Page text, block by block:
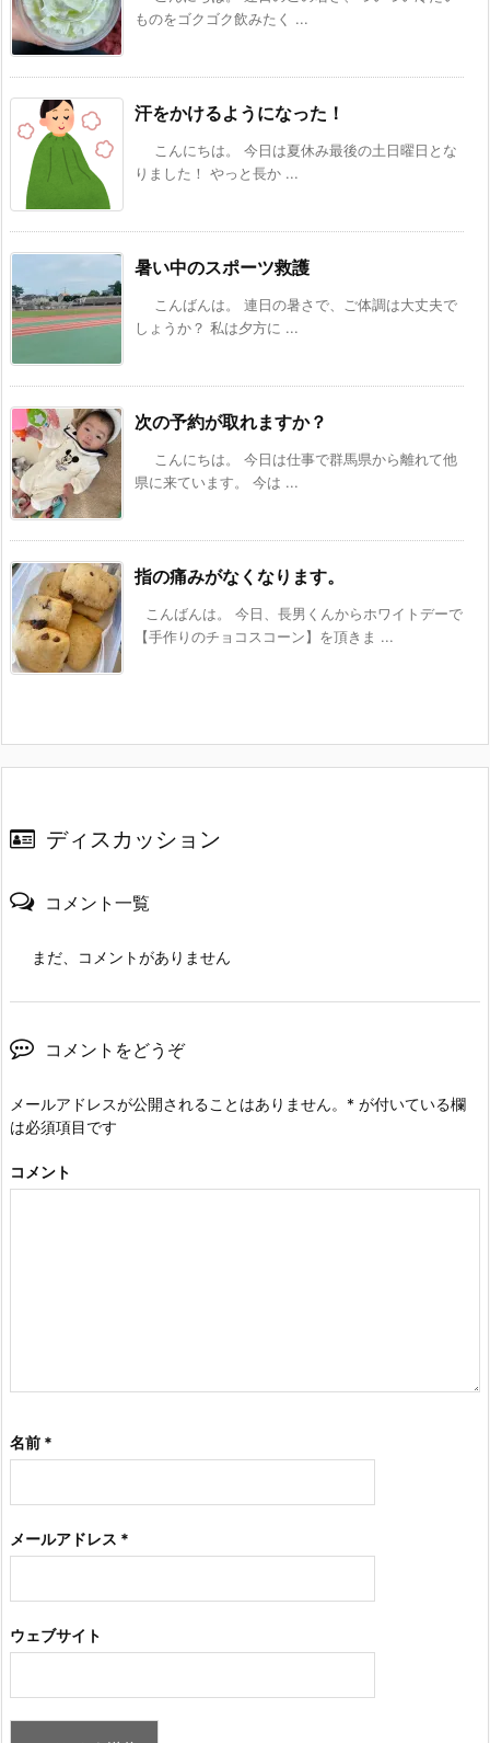
ものをゴクゴク飲みたく ...
汗をかけるようになった！
こんにちは。 今日は夏休み最後の土日曜日とな
りました！ やっと長か ...
暑い中のスポーツ救護
こんばんは。 連日の暑さで、ご体調は大丈夫で
しょうか？ 私は夕方に ...
次の予約が取れますか？
こんにちは。 今日は仕事で群馬県から離れて他
県に来ています。 今は ...
指の痛みがなくなります。
こんばんは。 今日、長男くんからホワイトデーで
【手作りのチョコスコーン】を頂きま ...
ディスカッション
コメント一覧
まだ、コメントがありません
コメントをどうぞ
メールアドレスが公開されることはありません。 * が付いている欄
は必須項目です
コメント
名前 *
メールアドレス *
ウェブサイト